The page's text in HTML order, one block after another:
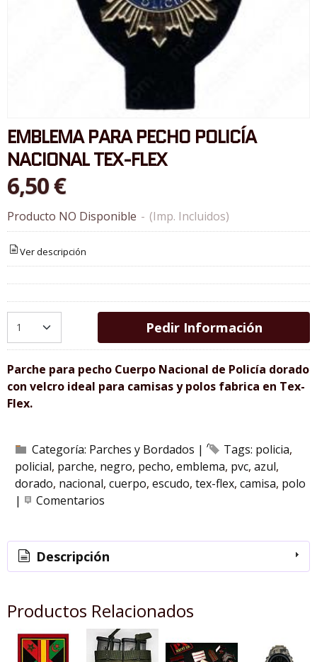
EMBLEMA PARA PECHO POLICÍA
NACIONAL TEX-FLEX
6,50 €
Producto NO Disponible - (Imp. Incluidos)
Ver descripción
Pedir Información
Parche para pecho Cuerpo Nacional de Policía dorado
con velcro ideal para camisas y polos fabrica en Tex-
Flex.
Categoría: Parches y Bordados | Tags: policia
policial parche negro pecho emblema pvc azul
dorado nacional cuerpo escudo tex-flex camisa polo
|
Comentarios
Descripción
Productos Relacionados